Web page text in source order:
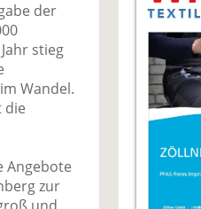
wi
tt
er
uf
n
e
il
e
er
m
l
n
d
der
stieg
Wandel.
die
Angebote
zur